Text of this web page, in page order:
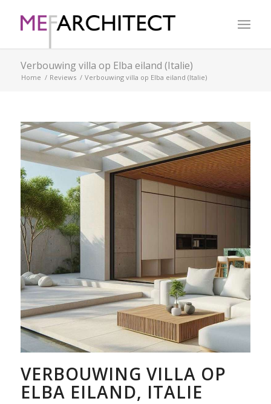
Verbouwing villa op Elba eiland (Italie)
Home / Reviews / Verbouwing villa op Elba eiland (Italie)
VERBOUWING VILLA OP
ELBA EILAND, ITALIE